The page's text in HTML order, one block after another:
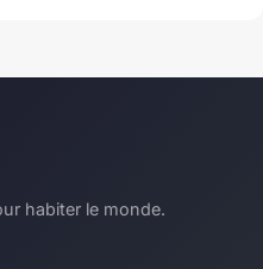
habiter le monde.